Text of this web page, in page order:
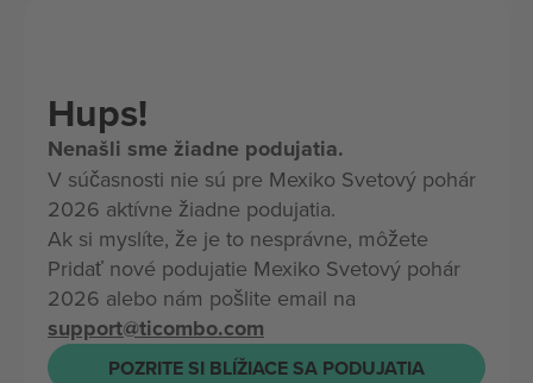
Hups!
Nenašli sme žiadne podujatia.
V súčasnosti nie sú pre Mexiko Svetový pohár
2026 aktívne žiadne podujatia.
Ak si myslíte, že je to nesprávne, môžete
Pridať nové podujatie Mexiko Svetový pohár
2026 alebo nám pošlite email na
support@ticombo.com
POZRITE SI BLÍŽIACE SA PODUJATIA